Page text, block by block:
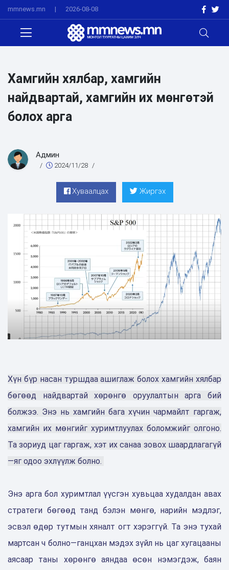
mmnews.mn | 2026-08-08
Хамгийн хялбар, хамгийн
найдвартай, хамгийн их мөнгөтэй
‎‎болох арга
Админ
/ 2024/11/28 /
Хуваалцах Жиргэх
Хүн бүр насан туршдаа ашиглаж болох ‎хамгийн хялбар
бөгөөд найдвартай хөрөнгө оруулалтын арга бий
‎болжээ. Энэ нь хамгийн бага хүчин чармайлт гаргаж,
хамгийн их ‎мөнгийг хуримтлуулах боломжийг олгоно.
Та зориуд цаг гаргаж, хэт их ‎санаа зовох шаардлагагүй
—яг одоо эхлүүлж болно. ‎
Энэ арга бол хуримтлал үүсгэн хувьцаа худалдан авах
стратеги бөгөөд ‎танд бэлэн мөнгө, нарийн мэдлэг,
эсвэл өдөр тутмын хяналт огт ‎хэрэггүй. Та энэ тухай
мартсан ч болно—ганцхан мэдэх зүйл нь цаг ‎хугацааны
аясаар таны хөрөнгө аяндаа өсөн нэмэгдэж, баян